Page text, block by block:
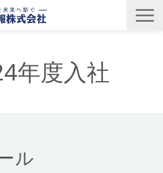
企業情報
年度入社
ル